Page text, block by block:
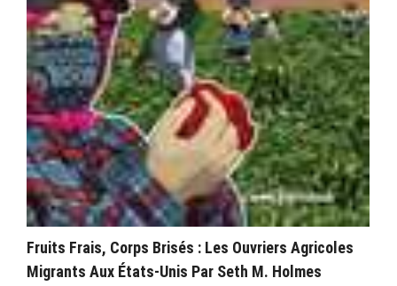
Fruits Frais, Corps Brisés : Les Ouvriers Agricoles
Migrants Aux États-Unis Par Seth M. Holmes